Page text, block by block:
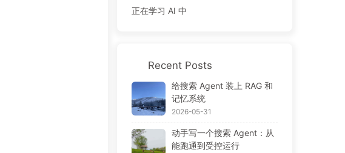
正在学习 AI 中
Recent Posts
给搜索 Agent 装上 RAG 和
记忆系统
2026-05-31
动手写一个搜索 Agent：从
能跑通到受控运行